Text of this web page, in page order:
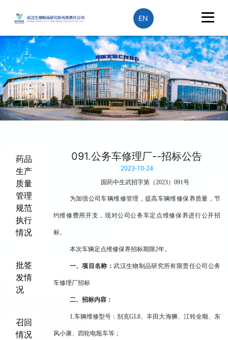
EN
药品
生产
质量
管理
规范
执行
情况
批签
发情
况
召回
情况
091.公务车修理厂--招标公告
2023-10-24
国药中生武招字第（2023）091号
为加强公司车辆维修管理，提高车辆维修保养质量，节
约维修费用开支，现对公司公务车定点维修保养进行公开招
标。
本次车辆定点维修保养招标期限2年。
一、项目名称：武汉生物制品研究所有限责任公司公务
车修理厂招标
二、招标内容：
1.车辆维修型号：别克GL8、丰田大海狮、江铃全顺、东
风小康、四轮电瓶车等；